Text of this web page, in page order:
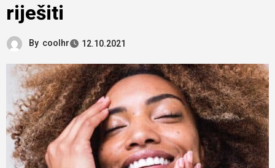
riješiti
By coolhr 12.10.2021